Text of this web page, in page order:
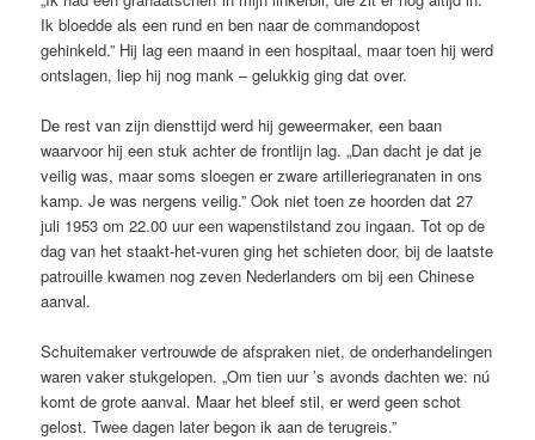
Ik bloedde als een rund en ben naar de commandopost
gehinkeld.” Hij lag een maand in een hospitaal, maar toen hij werd
ontslagen, liep hij nog mank – gelukkig ging dat over.
De rest van zijn diensttijd werd hij geweermaker, een baan
waarvoor hij een stuk achter de frontlijn lag. „Dan dacht je dat je
veilig was, maar soms sloegen er zware artilleriegranaten in ons
kamp. Je was nergens veilig.” Ook niet toen ze hoorden dat 27
juli 1953 om 22.00 uur een wapenstilstand zou ingaan. Tot op de
dag van het staakt-het-vuren ging het schieten door, bij de laatste
patrouille kwamen nog zeven Nederlanders om bij een Chinese
aanval.
Schuitemaker vertrouwde de afspraken niet, de onderhandelingen
waren vaker stukgelopen. „Om tien uur ’s avonds dachten we: nú
komt de grote aanval. Maar het bleef stil, er werd geen schot
gelost. Twee dagen later begon ik aan de terugreis.”